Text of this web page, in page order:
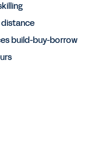
build-buy-borrow